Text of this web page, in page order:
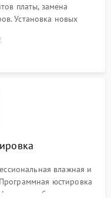
платы, замена
Установка новых
или двигателя
тубуса объектива
влажная и
юстировка
стабилизатора и